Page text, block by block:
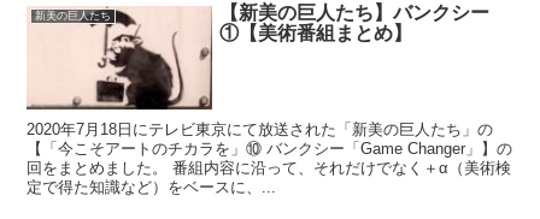
新美の巨人たち
【新美の巨人たち】バンクシー
①【美術番組まとめ】
2020年7月18日にテレビ東京にて放送された「新美の巨人たち」の
【「今こそアートのチカラを」⑩ バンクシー「Game Changer」】の
回をまとめました。 番組内容に沿って、それだけでなく＋α（美術検
定で得た知識など）をベースに、...